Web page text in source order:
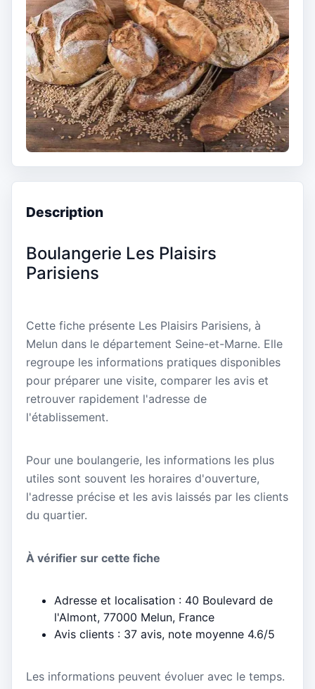
Description
Boulangerie Les Plaisirs
Parisiens
Cette fiche présente Les Plaisirs Parisiens, à
Melun dans le département Seine-et-Marne. Elle
regroupe les informations pratiques disponibles
pour préparer une visite, comparer les avis et
retrouver rapidement l'adresse de
l'établissement.
Pour une boulangerie, les informations les plus
utiles sont souvent les horaires d'ouverture,
l'adresse précise et les avis laissés par les clients
du quartier.
À vérifier sur cette fiche
Adresse et localisation : 40 Boulevard de
l'Almont, 77000 Melun, France
Avis clients : 37 avis, note moyenne 4.6/5
Les informations peuvent évoluer avec le temps.